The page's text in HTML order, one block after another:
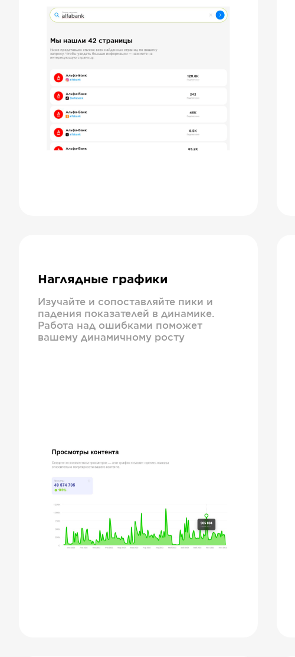
Наглядные графики
Изучайте и сопоставляйте пики и
падения показателей в динамике.
Работа над ошибками поможет
вашему динамичному росту